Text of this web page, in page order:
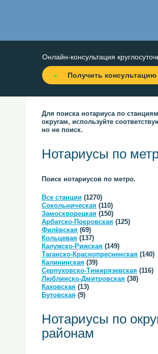
Онлайн-консультация
Получить консультацию
Для поиска нотариуса по
округам, используйте
но не поиск.
Нотариусы по
Поиск нотариусов по метро.
Все станции (1270)
Сокольническая (110)
Замоскворецкая (150)
Арбатско-Покровская (125)
Филёвская (69)
Кольцевая (137)
Калужско-Рижская (149)
Таганско-Краснопресненская (140)
Калининская (39)
Серпуховско-Тимирязевская (116)
Люблинско-Дмитровская (38)
Каховская (13)
Бутовская (9)
Нотариусы по
районам